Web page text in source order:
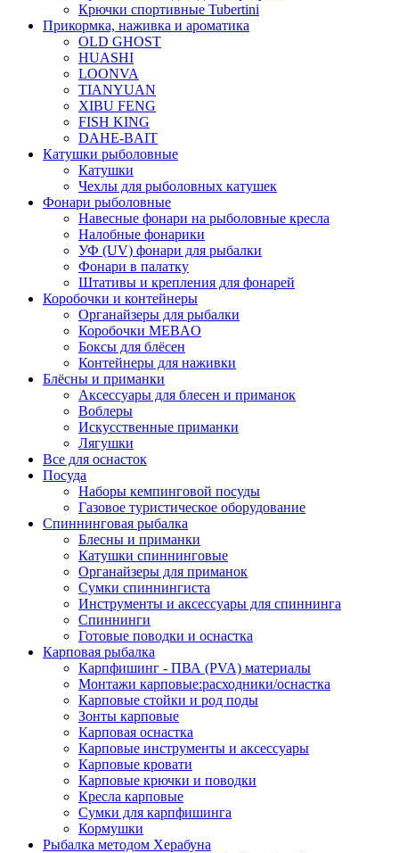
Крючки спортивные Tubertini
Прикормка, наживка и ароматика
OLD GHOST
HUASHI
LOONVA
TIANYUAN
XIBU FENG
FISH KING
DAHE-BAIT
Катушки рыболовные
Катушки
Чехлы для рыболовных катушек
Фонари рыболовные
Навесные фонари на рыболовные кресла
Налобные фонарики
УФ (UV) фонари для рыбалки
Фонари в палатку
Штативы и крепления для фонарей
Коробочки и контейнеры
Органайзеры для рыбалки
Коробочки MEBAO
Боксы для блёсен
Контейнеры для наживки
Блёсны и приманки
Аксессуары для блесен и приманок
Воблеры
Искусственные приманки
Лягушки
Все для оснасток
Посуда
Наборы кемпинговой посуды
Газовое туристическое оборудование
Спиннинговая рыбалка
Блесны и приманки
Катушки спиннинговые
Органайзеры для приманок
Сумки спиннингиста
Инструменты и аксессуары для спиннинга
Спиннинги
Готовые поводки и оснастка
Карповая рыбалка
Карпфишинг - ПВА (PVA) материалы
Монтажи карповые:расходники/оснастка
Карповые стойки и род поды
Зонты карповые
Карповая оснастка
Карповые инструменты и аксессуары
Карповые кровати
Карповые крючки и поводки
Кресла карповые
Сумки для карпфишинга
Кормушки
Рыбалка методом Херабуна